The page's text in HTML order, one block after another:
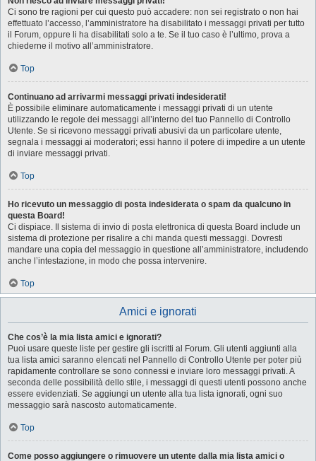
Ci sono tre ragioni per cui questo può accadere: non sei registrato o non hai
effettuato l’accesso, l’amministratore ha disabilitato i messaggi privati per tutto
il Forum, oppure li ha disabilitati solo a te. Se il tuo caso è l’ultimo, prova a
chiederne il motivo all’amministratore.
Top
Continuano ad arrivarmi messaggi privati indesiderati!
È possibile eliminare automaticamente i messaggi privati ​​di un utente
utilizzando le regole dei messaggi all’interno del tuo Pannello di Controllo
Utente. Se si ricevono messaggi privati ​​abusivi da un particolare utente,
segnala i messaggi ai moderatori; essi hanno il potere di impedire a un utente
di inviare messaggi privati​​.
Top
Ho ricevuto un messaggio di posta indesiderata o spam da qualcuno in
questa Board!
Ci dispiace. Il sistema di invio di posta elettronica di questa Board include un
sistema di protezione per risalire a chi manda questi messaggi. Dovresti
mandare una copia del messaggio in questione all’amministratore, includendo
anche l’intestazione, in modo che possa intervenire.
Top
Amici e ignorati
Che cos’è la mia lista amici e ignorati?
Puoi usare queste liste per gestire gli iscritti al Forum. Gli utenti aggiunti alla
tua lista amici saranno elencati nel Pannello di Controllo Utente per poter più
rapidamente controllare se sono connessi e inviare loro messaggi privati. A
seconda delle possibilità dello stile, i messaggi di questi utenti possono anche
essere evidenziati. Se aggiungi un utente alla tua lista ignorati, ogni suo
messaggio sarà nascosto automaticamente.
Top
Come posso aggiungere o rimuovere un utente dalla mia lista amici o